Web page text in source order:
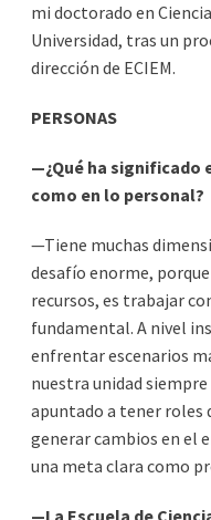
mi doctorado en
Universidad, tras un
dirección de ECIEM.
PERSONAS
—¿Qué ha
como en lo personal?
—Tiene muchas
desafío enorme,
recursos, es trabajar
fundamental. A nivel
enfrentar escenarios
nuestra unidad
apuntado a tener roles
generar cambios en el
una meta clara como